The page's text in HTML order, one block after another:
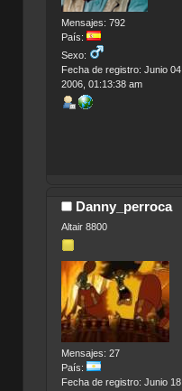
Mensajes: 792
País:
Sexo:
Fecha de registro: Junio 04,
2006, 01:13:38 am
Danny_perroca
Altair 8800
Mensajes: 27
País:
Fecha de registro: Junio 18,